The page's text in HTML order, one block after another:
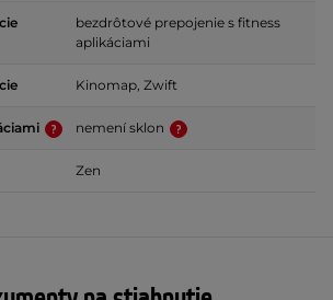
bezdrôtové prepojenie s fitness
aplikáciami
Kinomap, Zwift
nemení sklon
Zen